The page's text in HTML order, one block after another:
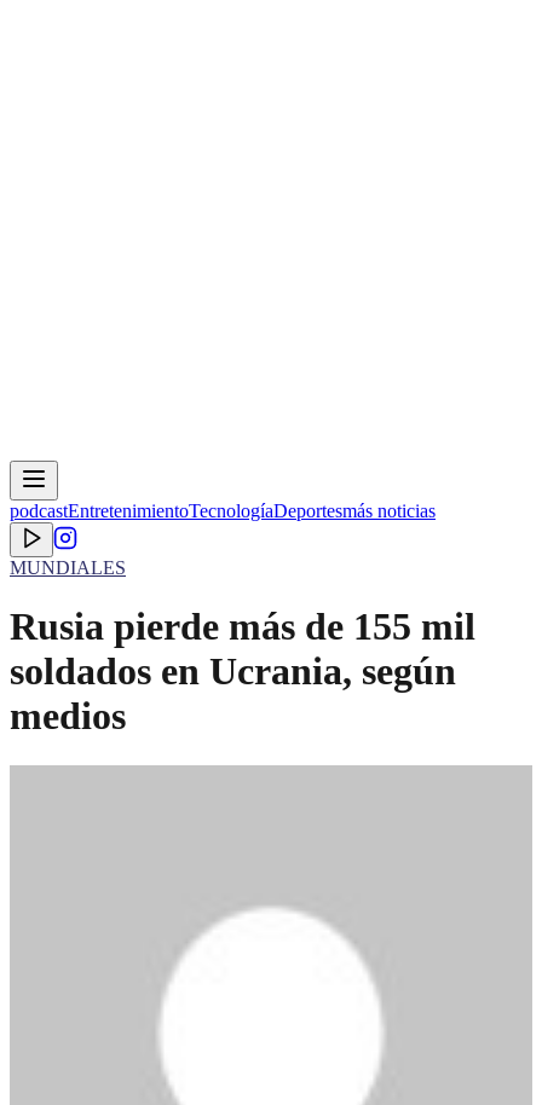
podcastEntretenimientoTecnologíaDeportesmás noticias
MUNDIALES
Rusia pierde más de 155 mil
soldados en Ucrania, según
medios